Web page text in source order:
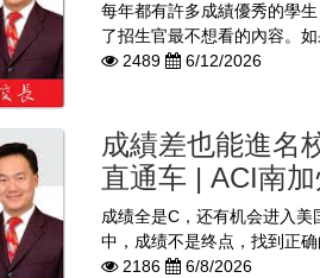
每年都有許多成績優秀的學
了招生官最不想看的內容。
2489
6/12/2026
成績差也能進名
直通车 | ACI南
成绩全是C，还有机会进入
中，成绩不是终点，找到正
2186
6/8/2026